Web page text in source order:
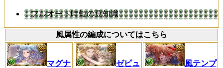
フルオート時短の豆知識
風属性の編成についてはこちら
マグナ
ゼピュ
風テンプ